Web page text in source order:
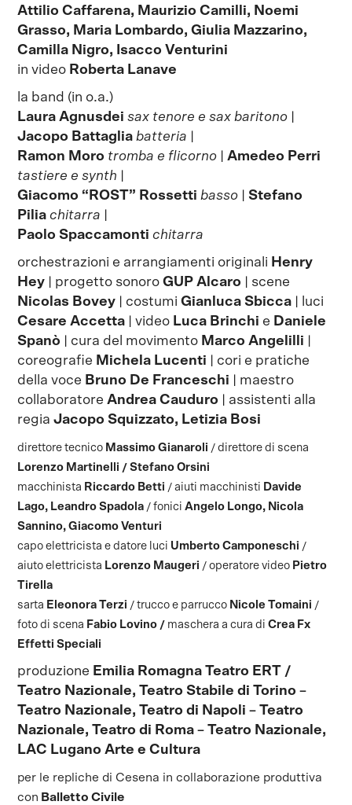
Attilio Caffarena, Maurizio Camilli, Noemi
Grasso, Maria Lombardo, Giulia Mazzarino,
Camilla Nigro, Isacco Venturini
in video Roberta Lanave
la band (in o.a.)
Laura Agnusdei sax tenore e sax baritono
Jacopo Battaglia batteria
Ramon Moro tromba e flicorno |Amedeo Perri
tastiere e synth
Giacomo “ROST” Rossetti basso
Stefano
Pilia chitarra
Paolo Spaccamonti chitarra
orchestrazioni e arrangiamenti originali Henry
Hey
| progetto sonoro GUP Alcaro | scene
Nicolas Bovey | costumiGianluca Sbicca | luci
Cesare Accetta | video Luca Brinchi e Daniele
Spanò | cura del movimento Marco Angelilli
coreografie Michela Lucenti | cori e pratiche
della voce Bruno De Franceschi | maestro
collaboratoreAndrea Cauduro | assistenti alla
regiaJacopo Squizzato, Letizia Bosi
direttore tecnico Massimo Gianaroli / direttore di scena
Lorenzo Martinelli / Stefano Orsini
macchinista Riccardo Betti / aiuti macchinisti Davide
Lago, Leandro Spadola / foniciAngelo Longo, Nicola
Sannino, Giacomo Venturi
capo elettricista e datore luci Umberto Camponeschi /
aiuto elettricista Lorenzo Maugeri / operatore video Pietro
Tirella
sarta Eleonora Terzi / trucco e parrucco Nicole Tomaini /
foto di scena Fabio Lovino / maschera a cura di Crea Fx
Effetti Speciali
produzione Emilia Romagna Teatro ERT /
Teatro Nazionale, Teatro Stabile di Torino –
Teatro Nazionale, Teatro di Napoli – Teatro
Nazionale, Teatro di Roma – Teatro Nazionale,
LAC Lugano Arte e Cultura
per le repliche di Cesena in collaborazione produttiva
con Balletto Civile